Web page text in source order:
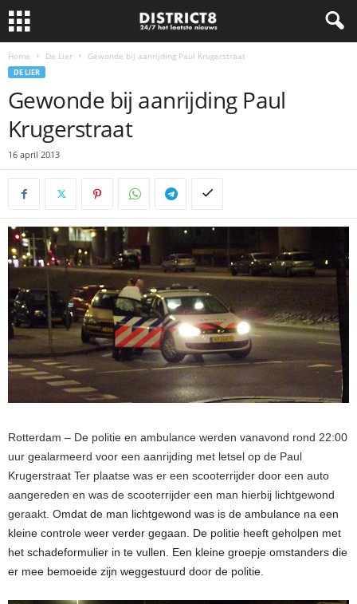
Home De Lier Gewonde bij aanrijding Paul Krugerstraat
DE LIER
Gewonde bij aanrijding Paul
Krugerstraat
16 april 2013
Rotterdam – De politie en ambulance werden vanavond rond 22:00
uur gealarmeerd voor een aanrijding met letsel op de Paul
Krugerstraat Ter plaatse was er een scooterrijder door een auto
aangereden en was de scooterrijder een man hierbij lichtgewond
geraakt. Omdat de man lichtgewond was is de ambulance na een
kleine controle weer verder gegaan. De politie heeft geholpen met
het schadeformulier in te vullen. Een kleine groepje omstanders die
er mee bemoeide zijn weggestuurd door de politie.